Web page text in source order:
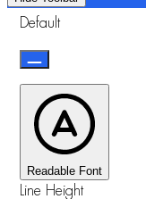
Default
Readable Font
Line Height